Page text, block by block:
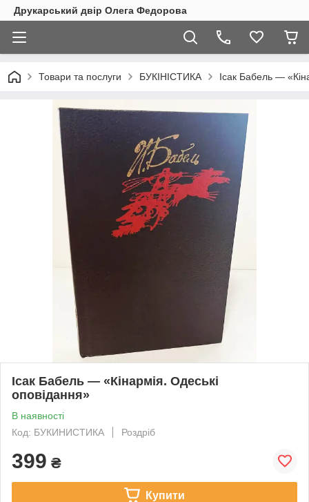
Друкарський двір Олега Федорова
Товари та послуги БУКІНІСТИКА Ісак Бабель —
Ісак Бабель — «Кінармія. Одеські
оповідання»
В наявності
Код: БУКИНИСТИКА
Роздріб
399 ₴
Купити